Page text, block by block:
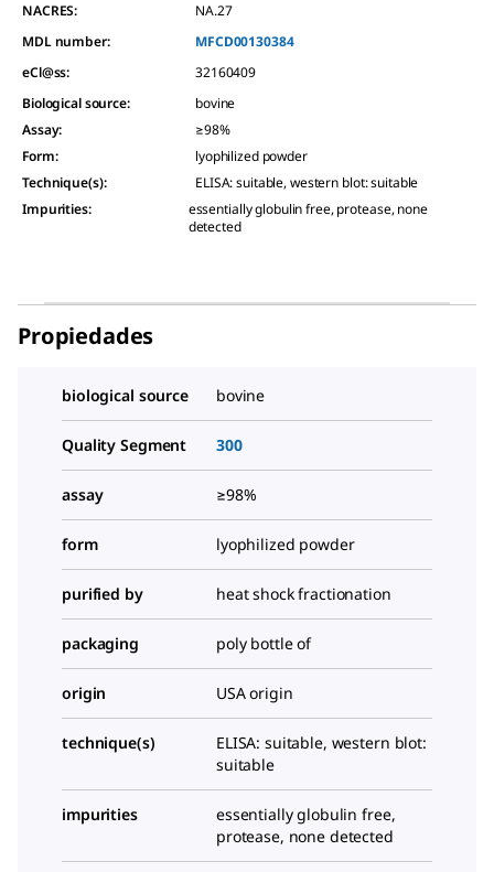
NACRES:
NA.27
MDL number:
MFCD00130384
eCl@ss:
32160409
Biological source:
bovine
Assay:
≥98%
Form:
lyophilized powder
Technique(s):
ELISA: suitable, western blot: suitable
Impurities:
essentially globulin free, protease, none
detected
Propiedades
biological source bovine
Quality Segment 300
assay ≥98%
form lyophilized powder
purified by heat shock fractionation
packaging poly bottle of
origin USA origin
technique(s)
ELISA: suitable, western blot:
suitable
impurities
essentially globulin free,
protease, none detected